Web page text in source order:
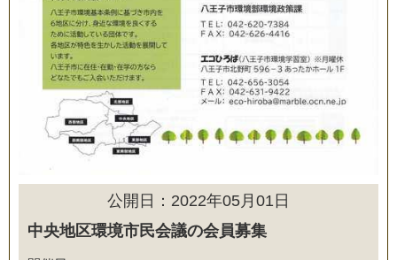
公開日：2022年05月01日
中央地区環境市民会議の会員募集